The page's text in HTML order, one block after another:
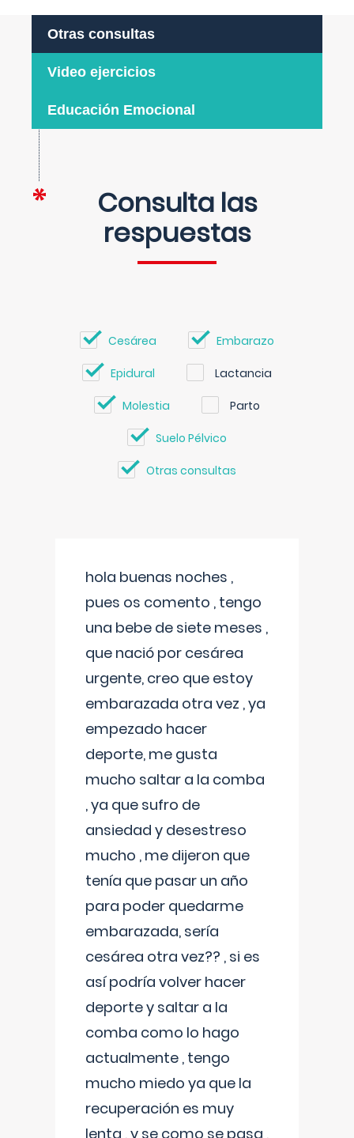
Otras consultas
Video ejercicios
Educación Emocional
Consulta las
respuestas
Cesárea Embarazo
Epidural Lactancia
Molestia Parto
Suelo Pélvico
Otras consultas
hola buenas noches ,
pues os comento , tengo
una bebe de siete meses ,
que nació por cesárea
urgente, creo que estoy
embarazada otra vez , ya
empezado hacer
deporte, me gusta
mucho saltar a la comba
, ya que sufro de
ansiedad y desestreso
mucho , me dijeron que
tenía que pasar un año
para poder quedarme
embarazada, sería
cesárea otra vez?? , si es
así podría volver hacer
deporte y saltar a la
comba como lo hago
actualmente , tengo
mucho miedo ya que la
recuperación es muy
lenta , y se como se pasa ,